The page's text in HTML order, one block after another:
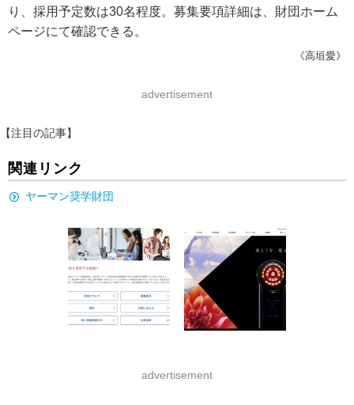
り、採用予定数は30名程度。募集要項詳細は、財団ホーム
ページにて確認できる。
《高垣愛》
advertisement
【注目の記事】
関連リンク
ヤーマン奨学財団
advertisement